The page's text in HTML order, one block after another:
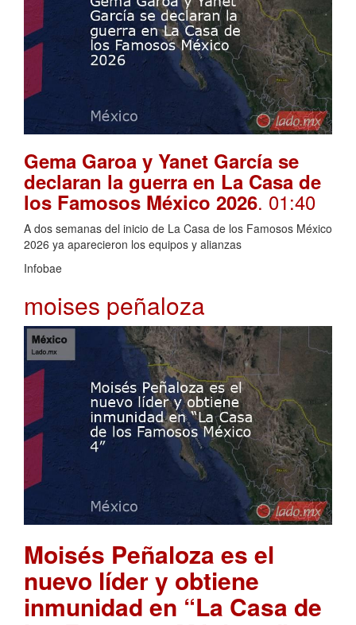
Gema Garoa y Yanet García se
declaran la guerra en La Casa de
los Famosos México 2026. 01:40
A dos semanas del inicio de La Casa de los Famosos México
2026 ya aparecieron los equipos y alianzas
Infobae
moises peñaloza
Moisés Peñaloza es el
nuevo líder y obtiene
inmunidad en “La Casa de